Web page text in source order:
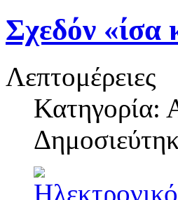
Σχεδόν «ίσα
Λεπτομέρειες